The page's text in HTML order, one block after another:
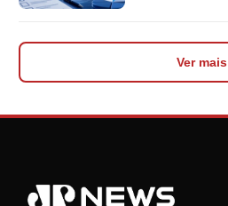
Ver mais